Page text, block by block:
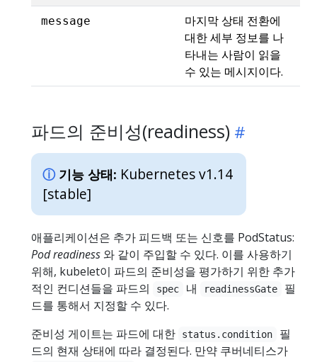
message
마지막 상태 전환에
대한 세부 정보를 나
타내는 사람이 읽을
수 있는 메시지이다.
파드의 준비성(readiness)
기능 상태: Kubernetes v1.14
[stable]
애플리케이션은 추가 피드백 또는 신호를 PodStatus:
Pod readiness 와 같이 주입할 수 있다. 이를 사용하기
위해, kubelet이 파드의 준비성을 평가하기 위한 추가
적인 컨디션들을 파드의
spec 내 readinessGate
필
드를 통해서 지정할 수 있다.
준비성 게이트는 파드에 대한
status.condition
필
드의 현재 상태에 따라 결정된다. 만약 쿠버네티스가